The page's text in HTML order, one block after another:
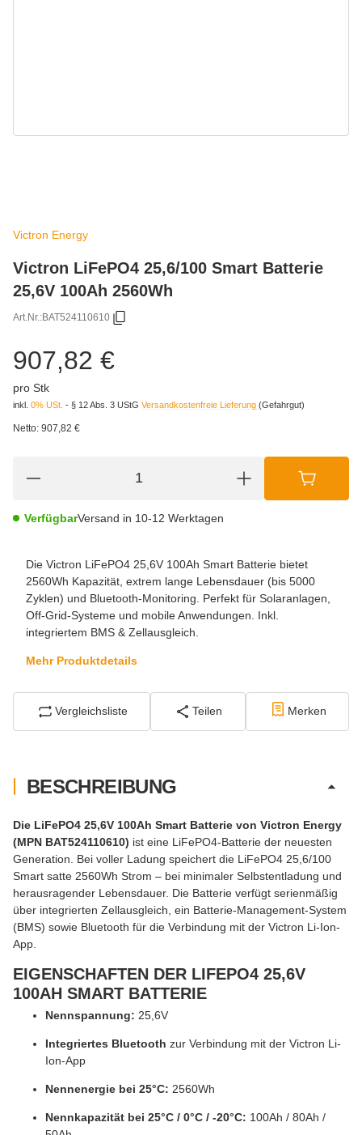
Victron Energy
Victron LiFePO4 25,6/100 Smart Batterie
25,6V 100Ah 2560Wh
Art.Nr.:BAT524110610
907,82 €
pro Stk
inkl. 0% USt. - § 12 Abs. 3 UStG Versandkostenfreie Lieferung (Gefahrgut)
Netto: 907,82 €
VerfügbarVersand in 10-12 Werktagen
Die Victron LiFePO4 25,6V 100Ah Smart Batterie bietet
2560Wh Kapazität, extrem lange Lebensdauer (bis 5000
Zyklen) und Bluetooth-Monitoring. Perfekt für Solaranlagen,
Off-Grid-Systeme und mobile Anwendungen. Inkl.
integriertem BMS & Zellausgleich.
Mehr Produktdetails
Vergleichsliste Teilen Merken
BESCHREIBUNG
Die LiFePO4 25,6V 100Ah Smart Batterie von Victron Energy
(MPN BAT524110610) ist eine LiFePO4-Batterie der neuesten
Generation. Bei voller Ladung speichert die LiFePO4 25,6/100
Smart satte 2560Wh Strom – bei minimaler Selbstentladung und
herausragender Lebensdauer. Die Batterie verfügt serienmäßig
über integrierten Zellausgleich, ein Batterie-Management-System
(BMS) sowie Bluetooth für die Verbindung mit der Victron Li-Ion-
App.
EIGENSCHAFTEN DER LIFEPO4 25,6V
100AH SMART BATTERIE
Nennspannung: 25,6V
Integriertes Bluetooth zur Verbindung mit der Victron Li-
Ion-App
Nennenergie bei 25°C: 2560Wh
Nennkapazität bei 25°C / 0°C / -20°C: 100Ah / 80Ah /